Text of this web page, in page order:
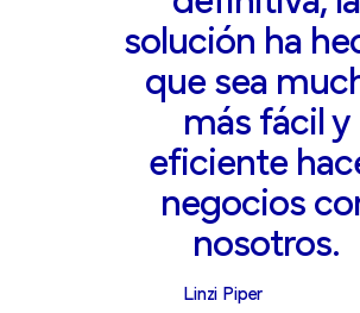
solución ha
que sea
más fácil y
eficiente
negocios
nosotros.
Linzi Piper